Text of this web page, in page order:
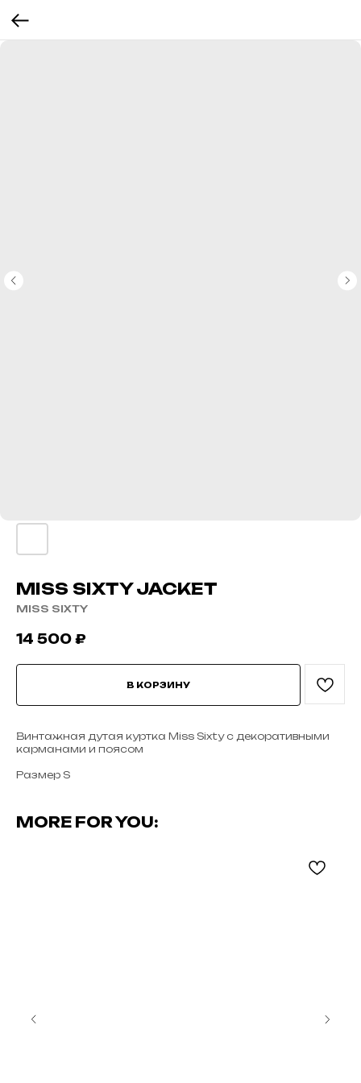
MISS SIXTY JACKET
MISS SIXTY
14 500 ₽
В КОРЗИНУ
Винтажная дутая куртка Miss Sixty с декоративными
карманами и поясом
Размер S
MORE FOR YOU: